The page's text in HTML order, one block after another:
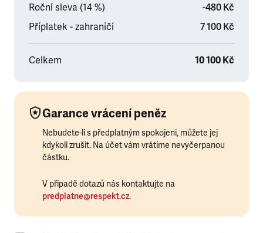
Roční sleva (14 %)
-480 Kč
Příplatek - zahraničí
7 100 Kč
Celkem 10 100 Kč
Garance vrácení peněz
Nebudete-li s předplatným spokojeni, můžete jej
kdykoli zrušit. Na účet vám vrátíme nevyčerpanou
částku.
V případě dotazů nás kontaktujte na
predplatne@respekt.cz.